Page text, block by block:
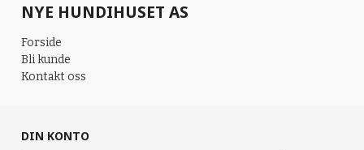
NYE HUNDIHUSET AS
Forside
Bli kunde
Kontakt oss
DIN KONTO